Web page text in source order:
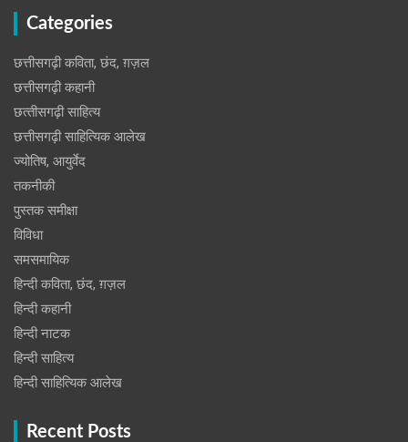
Categories
छत्तीसगढ़ी कविता, छंद, ग़ज़ल
छत्तीसगढ़ी कहानी
छत्‍तीसगढ़ी साहित्‍य
छत्तीसगढ़ी साहित्यिक आलेख
ज्योतिष, आयुर्वेद
तकनीकी
पुस्‍तक समीक्षा
विविधा
समसमायिक
हिन्दी कविता, छंद, ग़ज़ल
हिन्दी कहानी
हिन्‍दी नाटक
हिन्दी साहित्य
हिन्दी साहित्यिक आलेख
Recent Posts